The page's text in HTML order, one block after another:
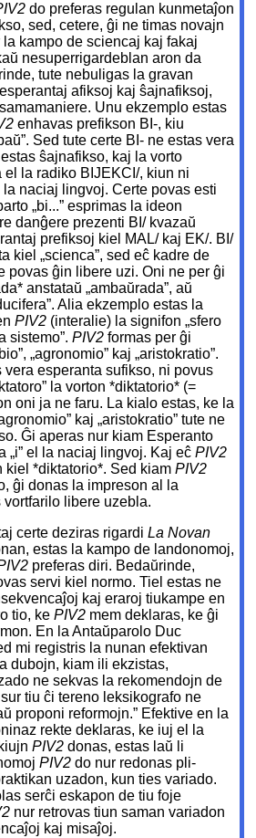
do preferas regulan kunmetaĵon
sed, cetere, ĝi ne timas novajn
kampo de sciencaj kaj fakaj
nesuperrigardeblan aron da
tute nebuligas la gravan
afiksoj kaj ŝajnafiksoj,
Unu ekzemplo estas
enhavas prefikson BI-, kiu
Sed tute certe BI- ne estas vera
ŝajnafikso, kaj la vorto
el la radiko BIJEKCI/, kiun ni
naciaj lingvoj. Certe povas esti
„bi...” esprimas la ideon
danĝere prezenti BI/ kvazaŭ
prefiksoj kiel MAL/ kaj EK/. BI/
kiel „scienca”, sed eĉ kadre de
povas ĝin libere uzi. Oni ne per ĝi
anstataŭ „ambaŭrada”, aŭ
Alia ekzemplo estas la
PIV2 (interalie) la signifon „sfero
sistemo”.PIV2 formas per ĝi
„agronomio” kaj „aristokratio”.
vera esperanta sufikso, ni povus
la vorton *diktatorio* (=
oni ja ne faru. La kialo estas, ke la
kaj „aristokratio” tute ne
Ĝi aperas nur kiam Esperanto
„i” el la naciaj lingvoj. Kaj eĉPIV2
kiel *diktatorio*. Sed kiamPIV2
ĝi donas la impreson al la
vortfarilo libere uzebla.
certe deziras rigardiLa Novan
estas la kampo de landonomoj,
preferas diri. Bedaŭrinde,
servi kiel normo. Tiel estas ne
kaj eraroj tiukampe en
tio, kePIV2 mem deklaras, ke ĝi
En la Antaŭparolo Duc
mi registris la nunan efektivan
dubojn, kiam ili ekzistas,
ne sekvas la rekomendojn de
tiu ĉi tereno leksikografo ne
proponi reformojn.” Efektive en la
rekte deklaras, ke iuj el la
PIV2 donas, estas laŭ li
PIV2 do nur redonas pli-
uzadon, kun ties variado.
serĉi eskapon de tiu foje
nur retrovas tiun saman variadon
kaj misaĵoj.